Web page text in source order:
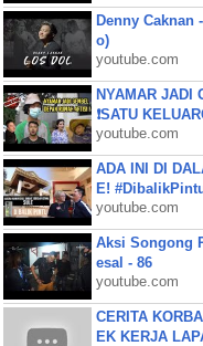
Denny Caknan
o)
youtube.com
NYAMAR JADI
❗SATU
youtube.com
ADA INI DI
E!
youtube.com
Aksi Songong
esal - 86
youtube.com
CERITA
EK KERJA